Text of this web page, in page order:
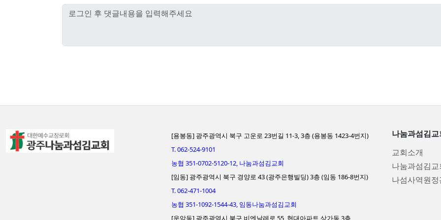
[용봉동] 광주광역시 북구 고운로 23번길 11-3, 3층 (용봉동 1423-4번지)
T. 062-524-9101
농협 351-0702-5120-12, 나눔과섬김교회
[임동] 광주광역시 북구 경양로 43 (광주은행빌딩) 3층 (임동 186-8번지)
T. 062-471-1004
농협 351-1092-1544-43, 임동나눔과섬김교회
[운암동] 광주광역시 북구 비엔날레로 55, 현대아파트 상가동 3층
나눔과섬김교
교회소개
나눔과섬김
나섬사역원정